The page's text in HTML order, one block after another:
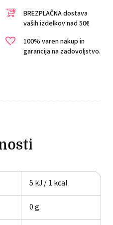
BREZPLAČNA dostava
vaših izdelkov nad 50€
100% varen nakup in
garancija na zadovoljstvo.
5 kJ / 1 kcal
0 g